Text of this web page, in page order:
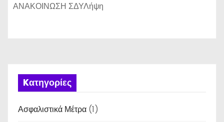
ΑΝΑΚΟΙΝΩΣΗ ΣΔΥΛήψη
Kατηγορίες
Ασφαλιστικά Μέτρα (1)